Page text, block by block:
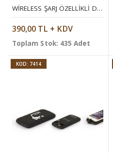
WIRELESS ŞARJ ÖZELLIKLI DEFTER KILIFI
390,00 TL + KDV
Toplam Stok: 435 Adet
KOD: 7414